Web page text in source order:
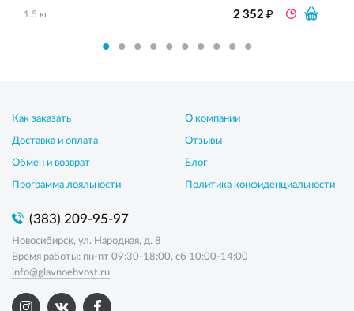
1.5 кг 2 352₽
Как заказать
Доставка и оплата
Обмен и возврат
Программа лояльности
О компании
Отзывы
Блог
Политика конфиденциальности
(383) 209-95-97
Новосибирск, ул. Народная, д. 8
Время работы: пн-пт 09:30-18:00, сб 10:00-14:00
info@glavnoehvost.ru